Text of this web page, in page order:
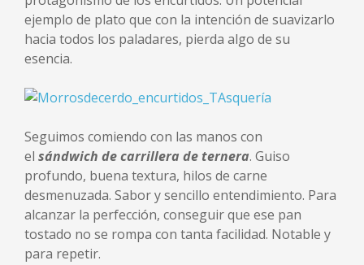
ejemplo de plato que con la intención de suavizarlo
hacia todos los paladares, pierda algo de su
esencia.
Seguimos comiendo con las manos con
el sándwich de carrillera de ternera. Guiso
profundo, buena textura, hilos de carne
desmenuzada. Sabor y sencillo entendimiento. Para
alcanzar la perfección, conseguir que ese pan
tostado no se rompa con tanta facilidad. Notable y
para repetir.